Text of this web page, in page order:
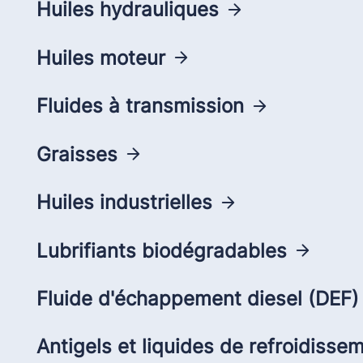
Huiles hydrauliques
Huiles moteur
Fluides à transmission
Graisses
Huiles industrielles
Lubrifiants biodégradables
Fluide d'échappement diesel (DEF)
Antigels et liquides de